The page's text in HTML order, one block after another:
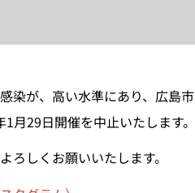
染が、高い水準にあり、広島
月29日開催を中止いたします。
ろしくお願いいたします。